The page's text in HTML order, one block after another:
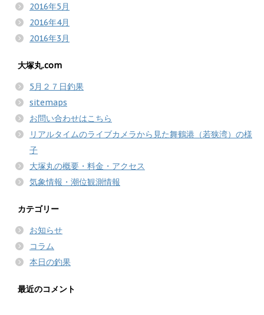
2016年5月
2016年4月
2016年3月
大塚丸.com
5月２７日釣果
sitemaps
お問い合わせはこちら
リアルタイムのライブカメラから見た舞鶴港（若狭湾）の様
子
大塚丸の概要・料金・アクセス
気象情報・潮位観測情報
カテゴリー
お知らせ
コラム
本日の釣果
最近のコメント